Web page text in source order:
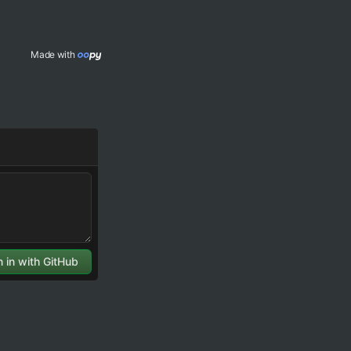
Made with